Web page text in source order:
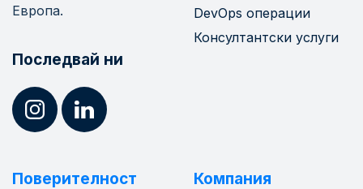
Европа.
Последвай ни
DevOps операции
Консултантски услуги
Поверителност Компания